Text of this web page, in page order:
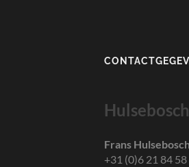
Frans Hulsebosch
+31 (0)6 21 84 58